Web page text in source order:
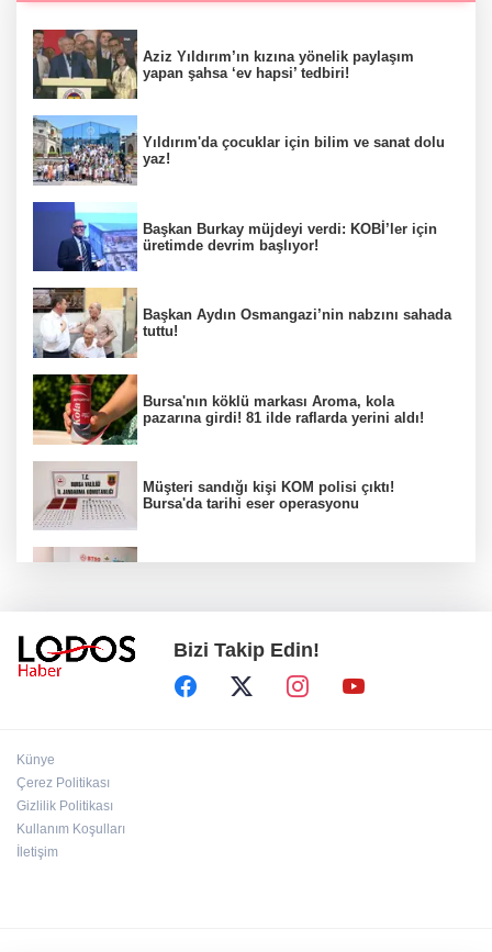
Aziz Yıldırım’ın kızına yönelik paylaşım
yapan şahsa ‘ev hapsi’ tedbiri!
Yıldırım'da çocuklar için bilim ve sanat dolu
yaz!
Başkan Burkay müjdeyi verdi: KOBİ’ler için
üretimde devrim başlıyor!
Başkan Aydın Osmangazi’nin nabzını sahada
tuttu!
Bursa'nın köklü markası Aroma, kola
pazarına girdi! 81 ilde raflarda yerini aldı!
Müşteri sandığı kişi KOM polisi çıktı!
Bursa'da tarihi eser operasyonu
Yıldırım Belediyesi'nden uluslararası
geleceğe taşınacak!
Bizi Takip Edin!
Künye
Çerez Politikası
Gizlilik Politikası
Kullanım Koşulları
İletişim